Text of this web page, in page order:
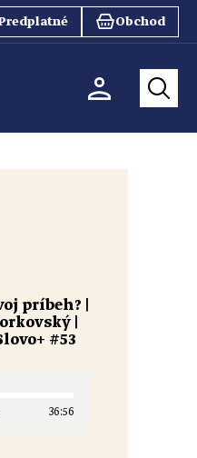
Obchod
príbeh? |
|
#53
36:56